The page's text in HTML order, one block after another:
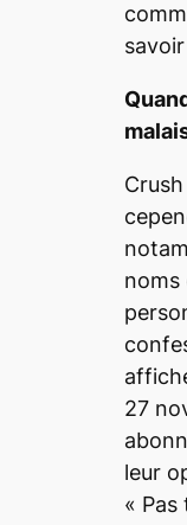
savoir
noms
27
leur
«